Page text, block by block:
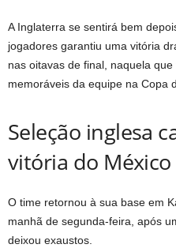
A Inglaterra se sentirá bem
jogadores garantiu uma vitória
nas oitavas de final, naquela
memoráveis ​​​​da equipe na Copa
Seleção inglesa
vitória do México
O time retornou à sua base em
manhã de segunda-feira, após
deixou exaustos.